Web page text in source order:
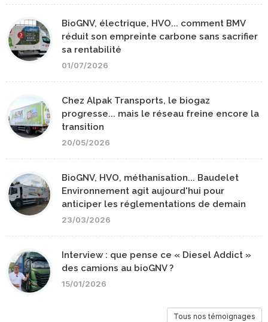
BioGNV, électrique, HVO... comment BMV
réduit son empreinte carbone sans sacrifier
sa rentabilité
01/07/2026
Chez Alpak Transports, le biogaz
progresse... mais le réseau freine encore la
transition
20/05/2026
BioGNV, HVO, méthanisation... Baudelet
Environnement agit aujourd'hui pour
anticiper les réglementations de demain
23/03/2026
Interview : que pense ce « Diesel Addict »
des camions au bioGNV ?
15/01/2026
Tous nos témoignages